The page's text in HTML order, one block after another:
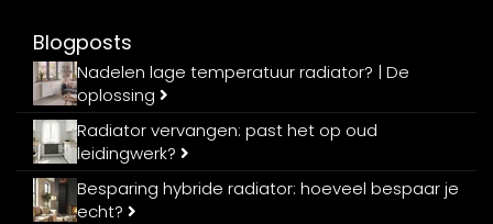
Blogposts
Nadelen lage temperatuur radiator? | De
oplossing
Radiator vervangen: past het op oud
leidingwerk?
Besparing hybride radiator: hoeveel bespaar je
echt?